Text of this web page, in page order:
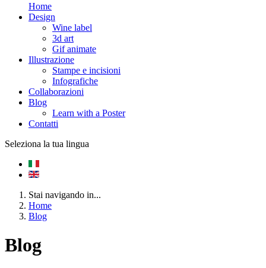
Home
Design
Wine label
3d art
Gif animate
Illustrazione
Stampe e incisioni
Infografiche
Collaborazioni
Blog
Learn with a Poster
Contatti
Seleziona la tua lingua
Stai navigando in...
Home
Blog
Blog